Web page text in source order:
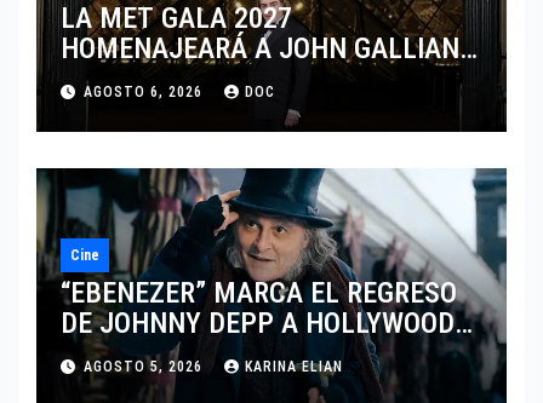
LA MET GALA 2027
HOMENAJEARÁ A JOHN GALLIANO
MARCANDO EL REGRESO DEL REY
DEL DRAMATISMO
AGOSTO 6, 2026 DOC
Cine
“EBENEZER” MARCA EL REGRESO
DE JOHNNY DEPP A HOLLYWOOD
TRAS SU PASO POR EL CINE
INDEPENDIENTE EUROPEO
AGOSTO 5, 2026 KARINA ELIAN